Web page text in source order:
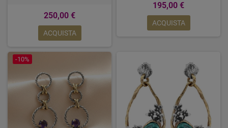
250,00 €
ACQUISTA
195,00 €
ACQUISTA
-10%